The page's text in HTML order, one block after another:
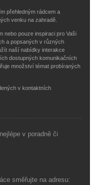
přehledným rádcem a
venku na zahradě.
nebo pouze inspiraci pro Vaši
a popsaných v různých
naší nabídky interakce
dostupných komunikačních
množství témat probíraných
v kontaktních
v poradně či
směřujte na adresu: